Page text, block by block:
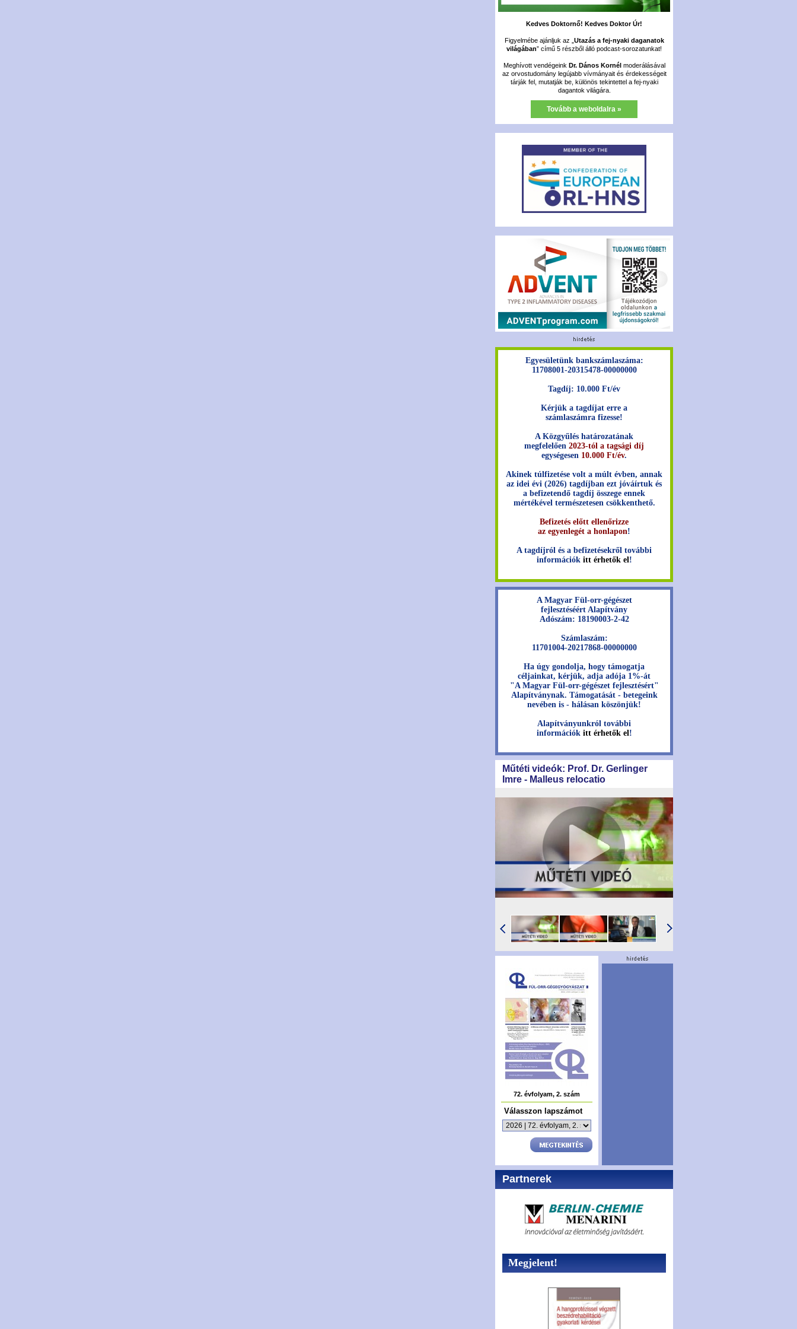
Kedves Doktornő! Kedves Doktor Úr!
Figyelmébe ajánljuk az „ Utazás a fej-nyaki daganatok
világában” című 5 részből álló podcast-sorozatunkat!
Meghívott vendégeink Dr. Dános Kornélmoderálásával
az orvostudomány legújabb vívmányait és érdekességeit
tárják fel, mutatják be, különös tekintettel a fej-nyaki
dagantok világára.
Tovább a weboldalra »
Egyesületünk bankszámlaszáma:
11708001-20315478-00000000
Tagdíj: 10.000 Ft/év
Kérjük a tagdíjat erre a
számlaszámra fizesse!
A Közgyűlés határozatának
megfelelően2023-tól a tagsági díj
egységesen 10.000 Ft/év.
Akinek túlfizetése volt a múlt évben, annak
az idei évi (2026) tagdíjban ezt jóváírtuk és
a befizetendő tagdíj összege ennek
mértékével természetesen csökkenthető.
Befizetés előtt ellenőrizze
az egyenlegét a honlapon!
A tagdíjról és a befizetésekről további
információk itt érhetők el!
A Magyar Fül-orr-gégészet
fejlesztéséért Alapítvány
Adószám: 18190003-2-42
Számlaszám:
11701004-20217868-00000000
Ha úgy gondolja, hogy támogatja
céljainkat, kérjük, adja adója 1%-át
"A Magyar Fül-orr-gégészet fejlesztésért"
Alapítványnak. Támogatását - betegeink
nevében is - hálásan köszönjük!
Alapítványunkról további
információk itt érhetők el!
Műtéti videók: Prof. Dr. Gerlinger
Imre - Malleus relocatio
72. évfolyam, 2. szám
Válasszon lapszámot
Partnerek
Megjelent!